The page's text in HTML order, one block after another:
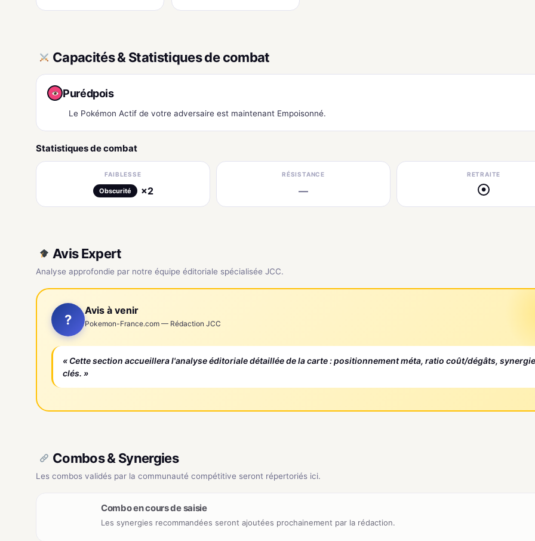
Capacités & Statistiques de combat
Purédpois
Le Pokémon Actif de votre adversaire est maintenant Empoisonné.
Statistiques de combat
FAIBLESSE
Obscurité ×2
RÉSISTANCE
—
RETRAITE
●
Avis Expert
Analyse approfondie par notre équipe éditoriale spécialisée JCC.
?
Avis à venir
Pokemon-France.com — Rédaction JCC
« Cette section accueillera l'analyse éditoriale détaillée de la carte : positionnement méta, ratio coût/dégâts,
clés. »
Combos & Synergies
Les combos validés par la communauté compétitive seront répertoriés ici.
Combo en cours de saisie
Les synergies recommandées seront ajoutées prochainement par la rédaction.